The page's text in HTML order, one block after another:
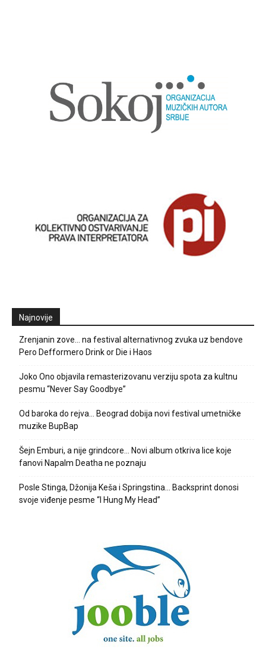
Najnovije
Zrenjanin zove… na festival alternativnog zvuka uz bendove
Pero Defformero Drink or Die i Haos
Joko Ono objavila remasterizovanu verziju spota za kultnu
pesmu “Never Say Goodbye”
Od baroka do rejva… Beograd dobija novi festival umetničke
muzike BupBap
Šejn Emburi, a nije grindcore… Novi album otkriva lice koje
fanovi Napalm Deatha ne poznaju
Posle Stinga, Džonija Keša i Springstina… Backsprint donosi
svoje viđenje pesme “I Hung My Head”